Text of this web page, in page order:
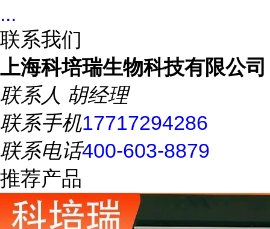
...
联系我们
上海科培瑞生物科技有限公司
联系人 胡经理
联系手机17717294286
联系电话400-603-8879
推荐产品